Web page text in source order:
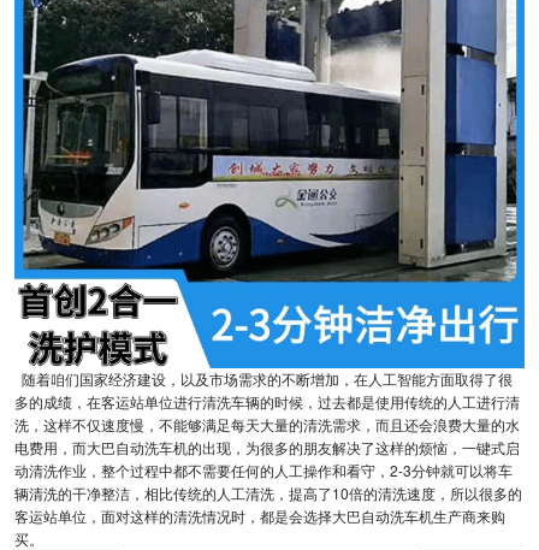
随着咱们国家经济建设，以及市场需求的不断增加，在人工智能方面取得了很
多的成绩，在客运站单位进行清洗车辆的时候，过去都是使用传统的人工进行清
洗，这样不仅速度慢，不能够满足每天大量的清洗需求，而且还会浪费大量的水
电费用，而大巴自动洗车机的出现，为很多的朋友解决了这样的烦恼，一键式启
动清洗作业，整个过程中都不需要任何的人工操作和看守，2-3分钟就可以将车
辆清洗的干净整洁，相比传统的人工清洗，提高了10倍的清洗速度，所以很多的
客运站单位，面对这样的清洗情况时，都是会选择大巴自动洗车机生产商来购
买。